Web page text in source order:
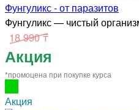
Фунгуликс - от паразитов
Фунгуликс — чистый
18 990 ₸
Акция
*промоцена при покупке курса
Акция